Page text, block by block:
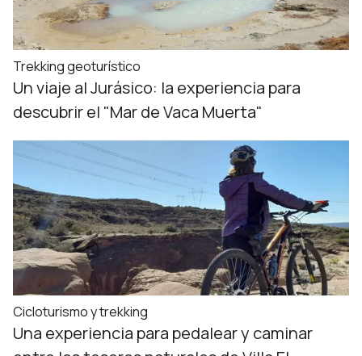
Trekking geoturístico
Un viaje al Jurásico: la experiencia para
descubrir el "Mar de Vaca Muerta"
Cicloturismo y trekking
Una experiencia para pedalear y caminar